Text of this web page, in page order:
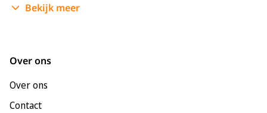
Enschede
Bekijk meer
Over ons
Over ons
Contact